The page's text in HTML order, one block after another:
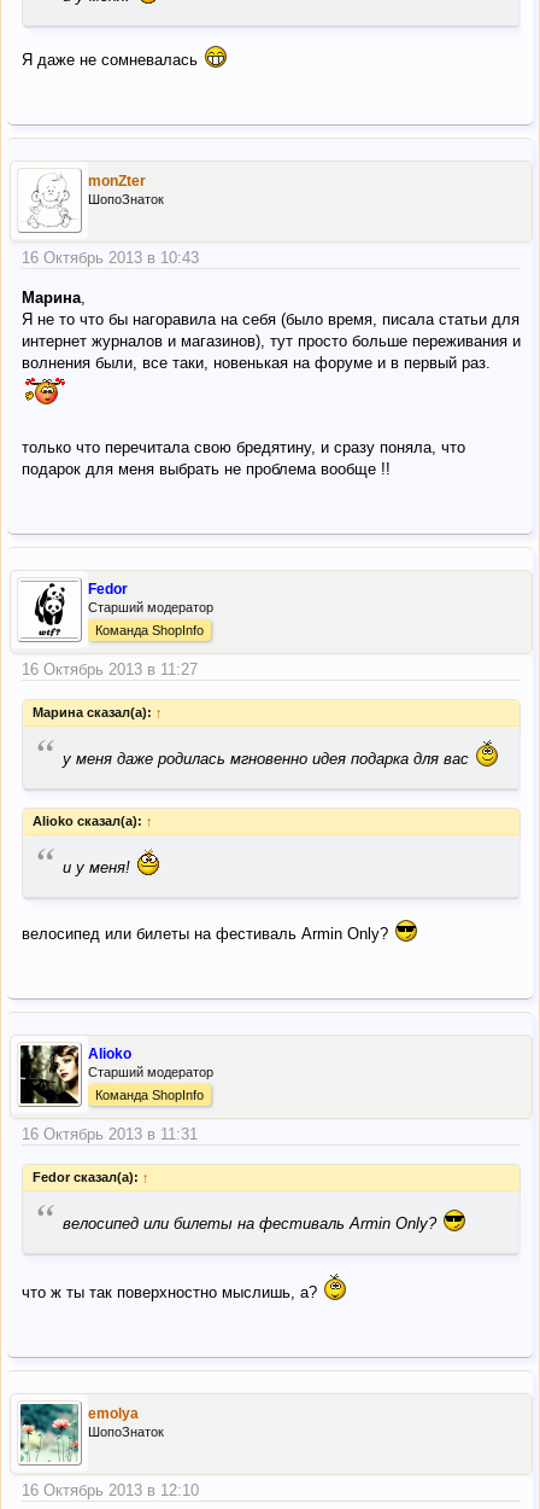
Я даже не сомневалась
monZter
ШопоЗнаток
16 Октябрь 2013 в 10:43
Марина
Я не то что бы нагоравила на себя (было время, писала статьи для
интернет журналов и магазинов), тут просто больше переживания и
волнения были, все таки, новенькая на форуме и в первый раз.
только что перечитала свою бредятину, и сразу поняла, что
подарок для меня выбрать не проблема вообще !!
Fedor
Старший модератор
Команда ShopInfo
16 Октябрь 2013 в 11:27
Марина сказал(а): ↑
“ у меня даже родилась мгновенно идея подарка для вас
Alioko сказал(а): ↑
“ и у меня!
велосипед или билеты на фестиваль Armin Only?
Alioko
Старший модератор
Команда ShopInfo
16 Октябрь 2013 в 11:31
Fedor сказал(а): ↑
“ велосипед или билеты на фестиваль Armin Only?
что ж ты так поверхностно мыслишь, а?
emolya
ШопоЗнаток
16 Октябрь 2013 в 12:10